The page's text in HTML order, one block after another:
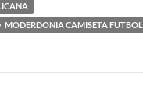
MODERDONIA CAMISETA FUTBOL